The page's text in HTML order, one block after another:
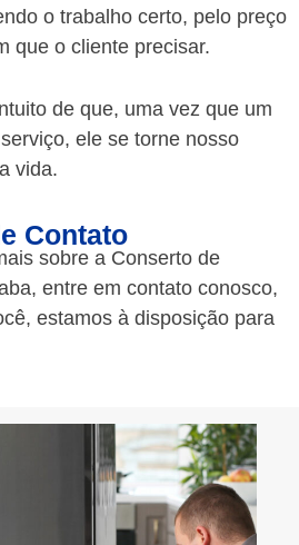
o trabalho certo, pelo preço
que o cliente precisar.
de que, uma vez que um
ele se torne nosso
vida.
Contato
sobre a Conserto de
, entre em contato conosco,
estamos à disposição para